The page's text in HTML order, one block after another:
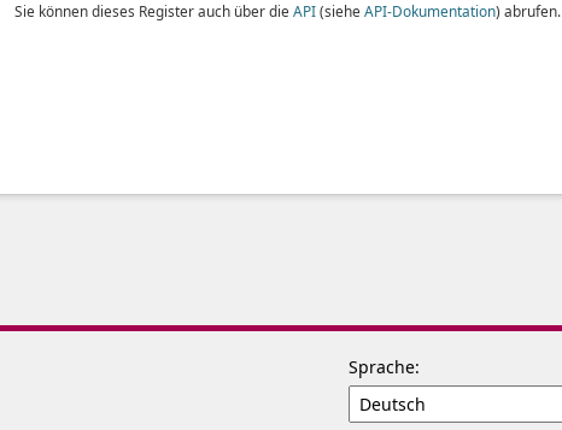
Sie können dieses Register auch über die API(siehe API-Dokumentation) abrufen.
Sprache